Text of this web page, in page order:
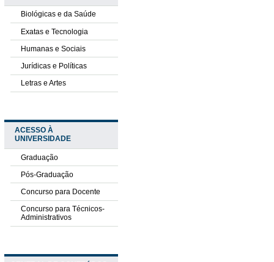
Biológicas e da Saúde
Exatas e Tecnologia
Humanas e Sociais
Jurídicas e Políticas
Letras e Artes
ACESSO À
UNIVERSIDADE
Graduação
Pós-Graduação
Concurso para Docente
Concurso para Técnicos-
Administrativos